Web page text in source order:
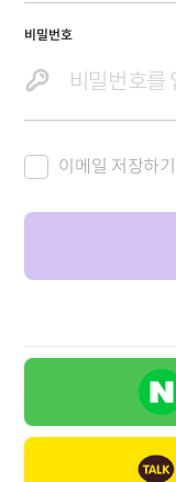
비밀번호
이메일 저장하기